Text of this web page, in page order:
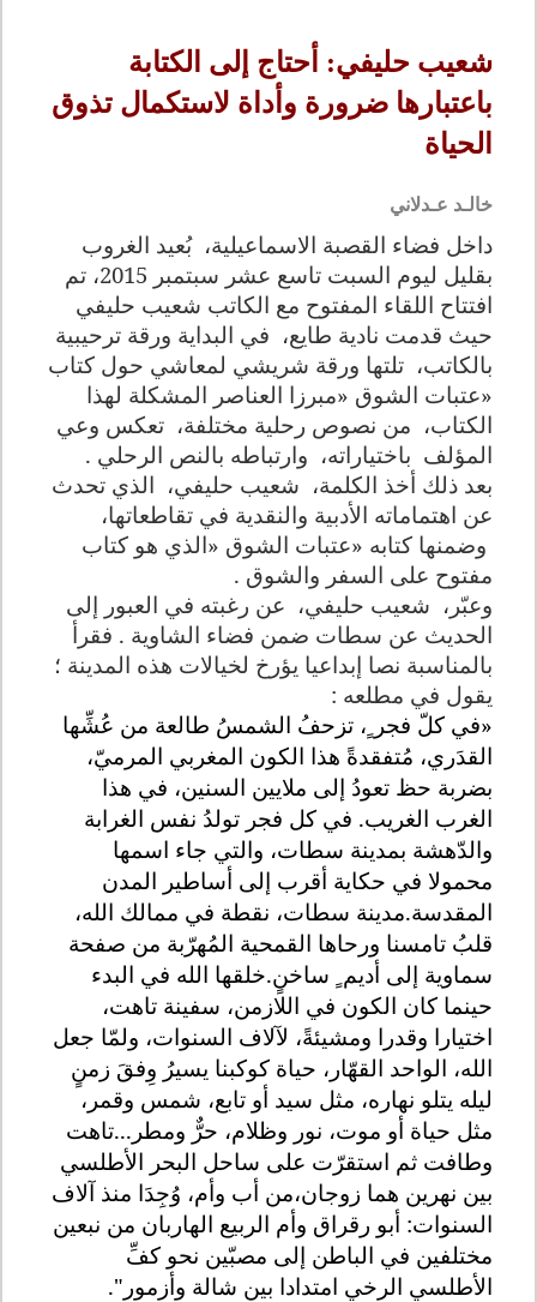
شعيب حليفي: أحتاج إلى الكتابة
باعتبارها ضرورة وأداة لاستكمال تذوق
الحياة
خالـد عـدلاني
داخل فضاء القصبة الاسماعيلية، بُعيد الغروب
بقليل ليوم السبت تاسع عشر سبتمبر 2015، تم
افتتاح اللقاء المفتوح مع الكاتب شعيب حليفي
حيث قدمت نادية طايع، في البداية ورقة ترحيبية
بالكاتب، تلتها ورقة شريشي لمعاشي حول كتاب
«عتبات الشوق «مبرزا العناصر المشكلة لهذا
الكتاب، من نصوص رحلية مختلفة، تعكس وعي
المؤلف باختياراته، وارتباطه بالنص الرحلي .
بعد ذلك أخذ الكلمة، شعيب حليفي، الذي تحدث
عن اهتماماته الأدبية والنقدية في تقاطعاتها،
وضمنها كتابه «عتبات الشوق «الذي هو كتاب
مفتوح على السفر والشوق .
وعبّر، شعيب حليفي، عن رغبته في العبور إلى
الحديث عن سطات ضمن فضاء الشاوية . فقرأ
بالمناسبة نصا إبداعيا يؤرخ لخيالات هذه المدينة ؛
يقول في مطلعه :
«في كلّ فجر ٍ، تزحفُ الشمسُ طالعة من عُشِّها
القدَري، مُتفقدةً هذا الكون المغربي المرميّ،
بضربة حظ تعودُ إلى ملايين السنين، في هذا
الغرب الغريب. في كل فجر تولدُ نفس الغرابة
والدّهشة بمدينة سطات، والتي جاء اسمها
محمولا في حكاية أقرب إلى أساطير المدن
المقدسة.مدينة سطات، نقطة في ممالك الله،
قلبُ تامسنا ورحاها القمحية المُهرّبة من صفحة
سماوية إلى أديم ٍ ساخنٍ.خلقها الله في البدء
حينما كان الكون في اللازمن، سفينة تاهت،
اختيارا وقدرا ومشيئةً، لآلاف السنوات، ولمّا جعل
الله، الواحد القهّار، حياة كوكبنا يسيرُ وِفقَ زمنٍ
ليله يتلو نهاره، مثل سيد أو تابع، شمس وقمر،
مثل حياة أو موت، نور وظلام، حرٌّ ومطر...تاهت
وطافت ثم استقرّت على ساحل البحر الأطلسي
بين نهرين هما زوجان،من أب وأم، وُجِدَا منذ آلاف
السنوات: أبو رقراق وأم الربيع الهاربان من نبعين
مختلفين في الباطن إلى مصبّين نحو كفِّ
الأطلسي الرخي امتدادا بين شالة وأزمور".